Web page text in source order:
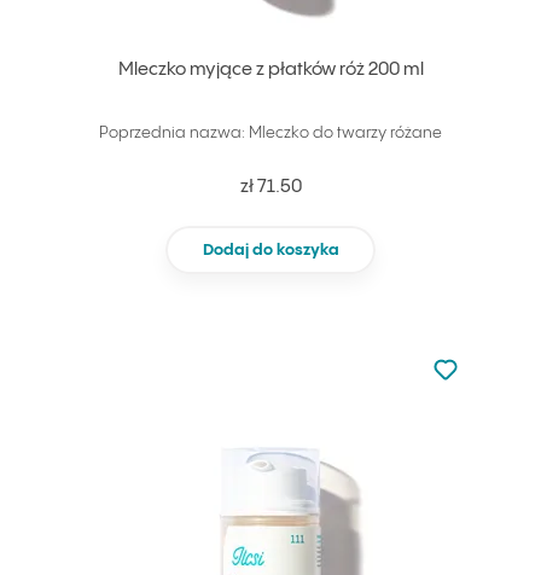
Mleczko myjące z płatków róż 200 ml
Poprzednia nazwa: Mleczko do twarzy różane
zł 71.50
Dodaj do koszyka
Nie dodano
Dodaj do